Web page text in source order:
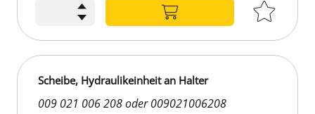
Scheibe, Hydraulikeinheit an Halter
009 021 006 208 oder 009021006208